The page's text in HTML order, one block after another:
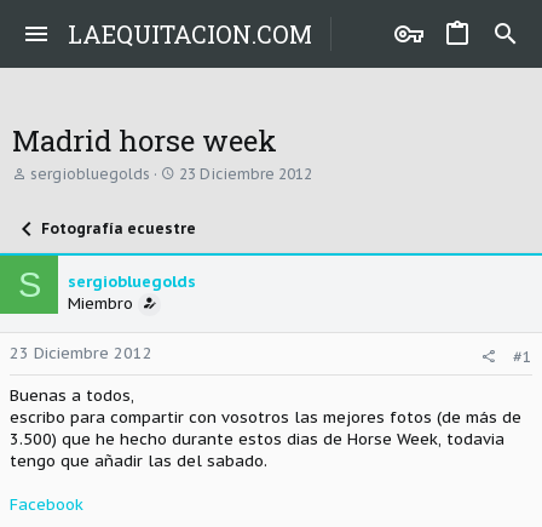
LAEQUITACION.COM
Madrid horse week
A
o
r
sergiobluegolds
F
h
a
e
23 Diciembre 2012
Fotografía ecuestre
S
sergiobluegolds
Miembro
23 Diciembre 2012
#1
Buenas a todos,
escribo para compartir con vosotros las mejores fotos (de más de
3.500) que he hecho durante estos dias de Horse Week, todavia
tengo que añadir las del sabado.
Facebook